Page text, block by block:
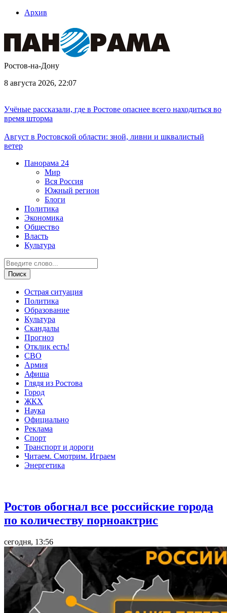
Архив
Ростов-на-Дону
8 августа 2026, 22:07
Учёные рассказали, где в Ростове опаснее всего находиться во
время шторма
Август в Ростовской области: зной, ливни и шквалистый
ветер
Панорама 24
Мир
Вся Россия
Южный регион
Блоги
Политика
Экономика
Общество
Власть
Культура
Острая ситуация
Политика
Образование
Культура
Скандалы
Прогноз
Отклик есть!
СВО
Армия
Афиша
Глядя из Ростова
Город
ЖКХ
Наука
Официально
Реклама
Спорт
Транспорт и дороги
Читаем. Смотрим. Играем
Энергетика
Ростов обогнал все российские города
по количеству порноактрис
сегодня, 13:56